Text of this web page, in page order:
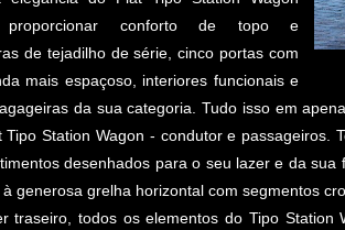
proporcionar conforto de topo e
de tejadilho de série, cinco portas com
mais espaçoso, interiores funcionais e
da sua categoria. Tudo isso em
Tipo Station Wagon - condutor e
desenhados para o seu lazer e da
generosa grelha horizontal com segmentos
traseiro, todos os elementos do Tipo Station